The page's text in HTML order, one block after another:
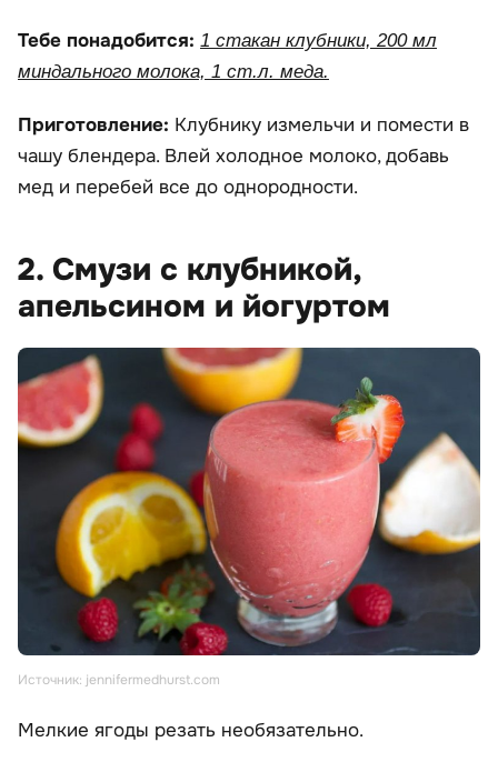
Тебе понадобится: 1 стакан клубники, 200 мл
миндального молока, 1 ст.л. меда.
Приготовление: Клубнику измельчи и помести в
чашу блендера. Влей холодное молоко, добавь
мед и перебей все до однородности.
2. Смузи с клубникой,
апельсином и йогуртом
Источник: jennifermedhurst.com
Мелкие ягоды резать необязательно.